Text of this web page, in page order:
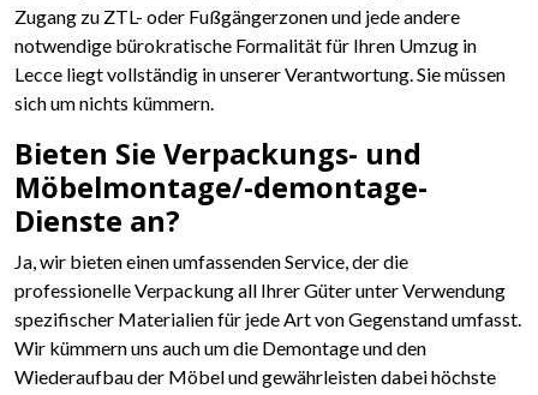
Zugang zu ZTL- oder Fußgängerzonen und jede andere
notwendige bürokratische Formalität für Ihren Umzug in
Lecce liegt vollständig in unserer Verantwortung. Sie müssen
sich um nichts kümmern.
Bieten Sie Verpackungs- und
Möbelmontage/-demontage-
Dienste an?
Ja, wir bieten einen umfassenden Service, der die
professionelle Verpackung all Ihrer Güter unter Verwendung
spezifischer Materialien für jede Art von Gegenstand umfasst.
Wir kümmern uns auch um die Demontage und den
Wiederaufbau der Möbel und gewährleisten dabei höchste